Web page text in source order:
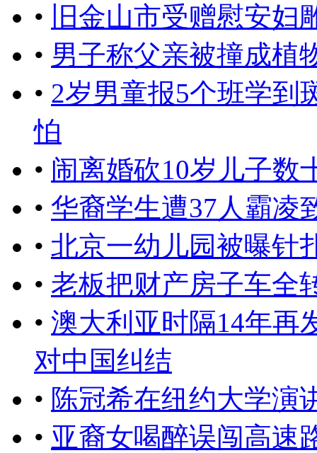
•
旧金山市受赠慰安
• 男子称父亲被撞成植
• 2岁男童报5个班学到
怕
• 闹离婚砍10岁儿子数
• 华裔学生遭37人霸凌
• 北京一幼儿园被曝针
• 老板把财产房子车全
• 澳大利亚时隔14年再
对中国纠结
• 陈冠希在纽约大学演
• 亚裔女喝醉误闯高速